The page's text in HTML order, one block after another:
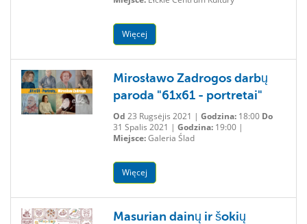
Więcej
Mirosławo Zadrogos darbų
paroda "61x61 - portretai"
Od 23 Rugsėjis 2021 | Godzina:18:00 Do
31 Spalis 2021 | Godzina:19:00 |
Miejsce:Galeria Ślad
Więcej
Masurian dainų ir šokių